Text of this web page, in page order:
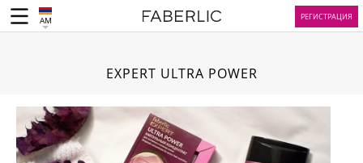
AM РЕГИСТРАЦИЯ
EXPERT ULTRA POWER